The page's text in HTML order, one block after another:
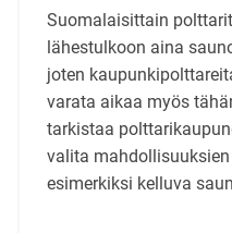
Suomalaisittain
lähestulkoon aina
joten
varata aikaa myös
tarkistaa
valita
esimerkiksi kelluva